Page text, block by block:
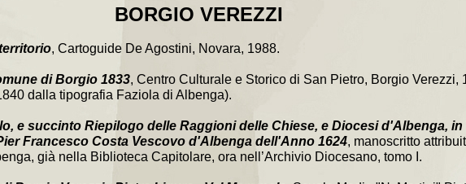
BORGIO VEREZZI
, Cartoguide De Agostini, Novara, 1988.
di Borgio 1833, Centro Culturale e Storico di San Pietro, Borgio Verezzi,
dalla tipografia Faziola di Albenga).
e succinto Riepilogo delle Raggioni delle Chiese, e Diocesi d'Albenga, in
Francesco Costa Vescovo d'Albenga dell'Anno 1624, manoscritto
già nella Biblioteca Capitolare, ora nell’Archivio Diocesano, tomo I.